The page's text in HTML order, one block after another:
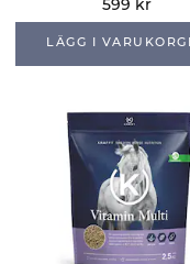
599 kr
LÄGG I